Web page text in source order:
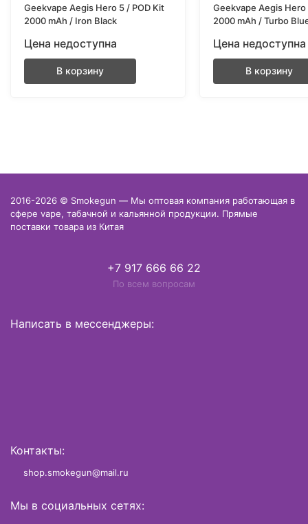
Geekvape Aegis Hero 5 / POD Kit
2000 mAh / Iron Black
Цена недоступна
В корзину
Geekvape Aegis Hero
2000 mAh / Turbo
Цена недоступна
В корзину
2016-2026 © Smokegun — Мы оптовая компания работающая в
сфере vape, табачной и кальянной продукции. Прямые
поставки товара из Китая
+7 917 666 66 22
По всем вопросам
Написать в мессенджеры:
Контакты:
shop.smokegun@mail.ru
Мы в социальных сетях: